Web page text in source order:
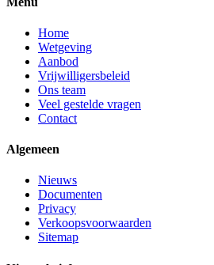
Home
Wetgeving
Aanbod
Vrijwilligersbeleid
Ons team
Veel gestelde vragen
Contact
Algemeen
Nieuws
Documenten
Privacy
Verkoopsvoorwaarden
Sitemap